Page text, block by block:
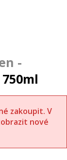
zakoupit. V
nové